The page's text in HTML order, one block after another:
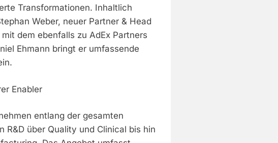
Transformationen. Inhaltlich
Weber, neuer Partner & Head
dem ebenfalls zu AdEx Partners
Ehmann bringt er umfassende
Enabler
entlang der gesamten
R&D über Quality und Clinical bis hin